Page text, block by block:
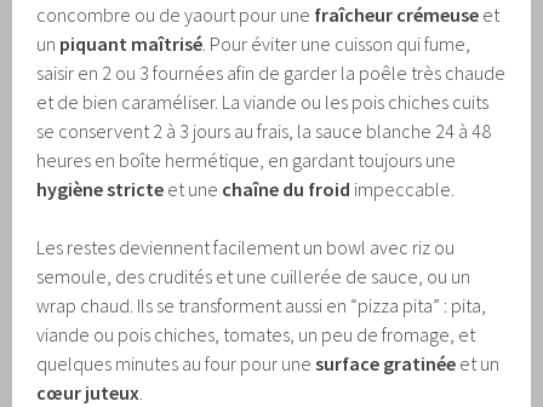
concombre ou de yaourt pour une fraîcheur crémeuse et
un piquant maîtrisé. Pour éviter une cuisson qui fume,
saisir en 2 ou 3 fournées afin de garder la poêle très chaude
et de bien caraméliser. La viande ou les pois chiches cuits
se conservent 2 à 3 jours au frais, la sauce blanche 24 à 48
heures en boîte hermétique, en gardant toujours une
hygiène stricte et une chaîne du froid impeccable.
Les restes deviennent facilement un bowl avec riz ou
semoule, des crudités et une cuillerée de sauce, ou un
wrap chaud. Ils se transforment aussi en “pizza pita” : pita,
viande ou pois chiches, tomates, un peu de fromage, et
quelques minutes au four pour unesurface gratinée et un
cœur juteux.